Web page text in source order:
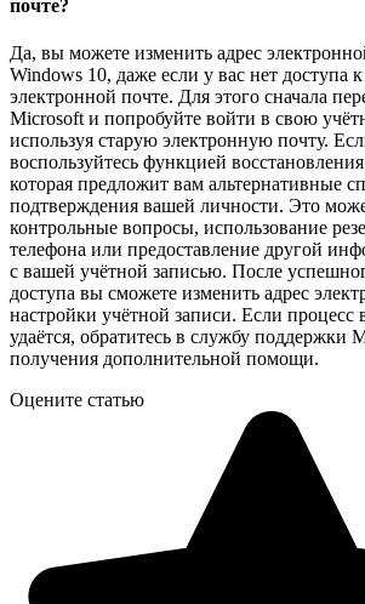
почте?
Да, вы можете изменить адрес
Windows 10, даже если у вас нет доступа к
электронной почте. Для этого сначала
Microsoft и попробуйте войти в свою
используя старую электронную почту.
воспользуйтесь функцией
которая предложит вам альтернативные
подтверждения вашей личности. Это
контрольные вопросы, использование
телефона или предоставление другой
с вашей учётной записью. После
доступа вы сможете изменить адрес
настройки учётной записи. Если процесс
удаётся, обратитесь в службу поддержки
получения дополнительной помощи.
Оцените статью